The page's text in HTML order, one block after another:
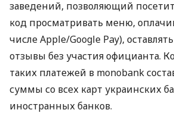
заведений, позволяющий
код просматривать меню,
числе Apple/Google Pay),
отзывы без участия официанта.
таких платежей в monobank
суммы со всех карт украинских
иностранных банков.